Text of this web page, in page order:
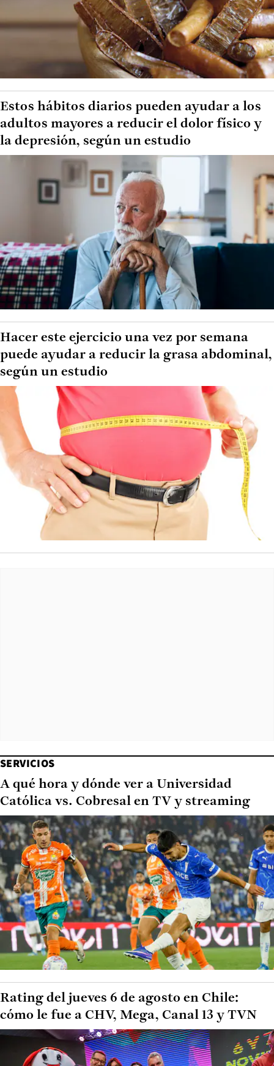
Estos hábitos diarios pueden ayudar a los
adultos mayores a reducir el dolor físico y
la depresión, según un estudio
Hacer este ejercicio una vez por semana
puede ayudar a reducir la grasa abdominal,
según un estudio
SERVICIOS
A qué hora y dónde ver a Universidad
Católica vs. Cobresal en TV y streaming
Rating del jueves 6 de agosto en Chile:
cómo le fue a CHV, Mega, Canal 13 y TVN